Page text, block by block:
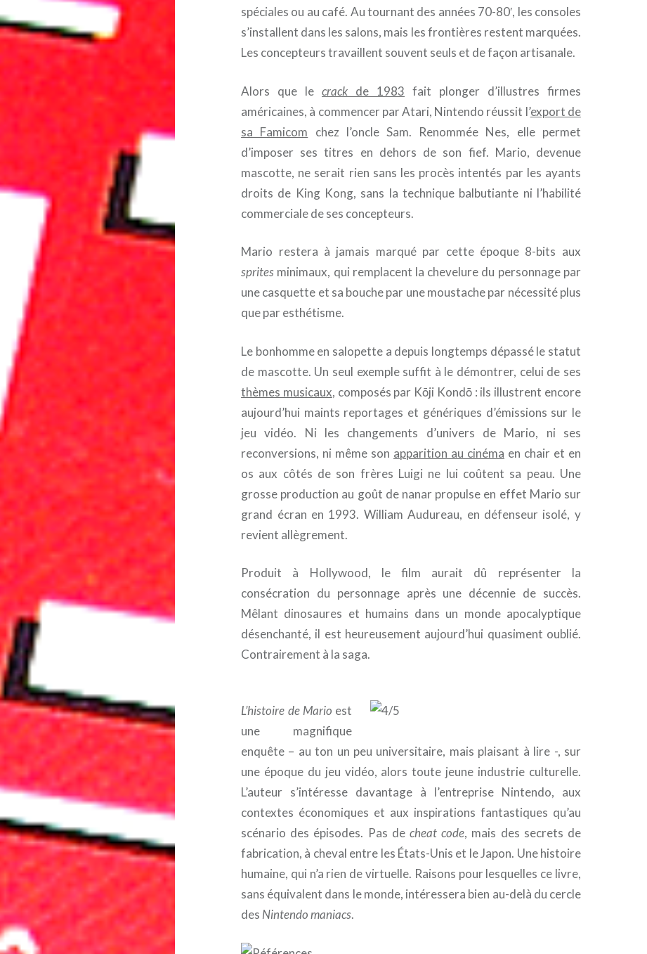
spéciales ou au café. Au tournant des années 70-80′, les consoles
s’installent dans les salons, mais les frontières restent marquées.
Les concepteurs travaillent souvent seuls et de façon artisanale.
Alors que lecrack de 1983 fait plonger d’illustres firmes
américaines, à commencer par Atari, Nintendo réussit l’export de
sa Famicom chez l’oncle Sam. Renommée Nes, elle permet
d’imposer ses titres en dehors de son fief. Mario, devenue
mascotte, ne serait rien sans les procès intentés par les ayants
droits de King Kong, sans la technique balbutiante ni l’habilité
commerciale de ses concepteurs.
Mario restera à jamais marqué par cette époque 8-bits aux
sprites minimaux, qui remplacent la chevelure du personnage par
une casquette et sa bouche par une moustache par nécessité plus
que par esthétisme.
Le bonhomme en salopette a depuis longtemps dépassé le statut
de mascotte. Un seul exemple suffit à le démontrer, celui de ses
thèmes musicaux, composés par Kōji Kondō : ils illustrent encore
aujourd’hui maints reportages et génériques d’émissions sur le
jeu vidéo. Ni les changements d’univers de Mario, ni ses
reconversions, ni même son apparition au cinéma en chair et en
os aux côtés de son frères Luigi ne lui coûtent sa peau. Une
grosse production au goût de nanar propulse en effet Mario sur
grand écran en 1993. William Audureau, en défenseur isolé, y
revient allègrement.
Produit à Hollywood, le film aurait dû représenter la
consécration du personnage après une décennie de succès.
Mêlant dinosaures et humains dans un monde apocalyptique
désenchanté, il est heureusement aujourd’hui quasiment oublié.
Contrairement à la saga.
L’histoire de Mario est
une magnifique
enquête – au ton un peu universitaire, mais plaisant à lire -, sur
une époque du jeu vidéo, alors toute jeune industrie culturelle.
L’auteur s’intéresse davantage à l’entreprise Nintendo, aux
contextes économiques et aux inspirations fantastiques qu’au
scénario des épisodes. Pas de cheat code, mais des secrets de
fabrication, à cheval entre les États-Unis et le Japon. Une histoire
humaine, qui n’a rien de virtuelle. Raisons pour lesquelles ce livre,
sans équivalent dans le monde, intéressera bien au-delà du cercle
des Nintendo maniacs.